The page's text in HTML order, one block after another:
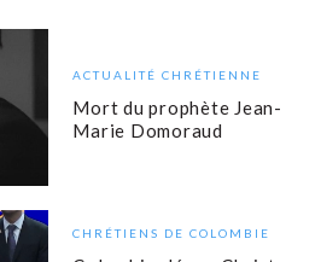
ACTUALITÉ CHRÉTIENNE
Mort du prophète Jean-
Marie Domoraud
CHRÉTIENS DE COLOMBIE